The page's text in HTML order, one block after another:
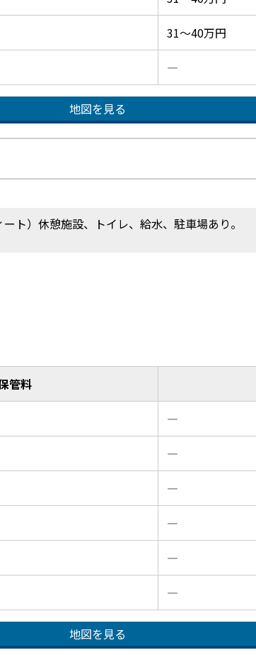
31～40万円
―
地図を見る
ト）休憩施設、トイレ、給水、駐車場あり。
管料
―
―
―
―
―
―
地図を見る